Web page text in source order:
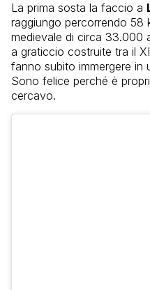
La prima sosta la faccio a
raggiungo percorrendo 58
medievale di circa 33.000
a graticcio costruite tra il
fanno subito immergere in
Sono felice perché è
cercavo.